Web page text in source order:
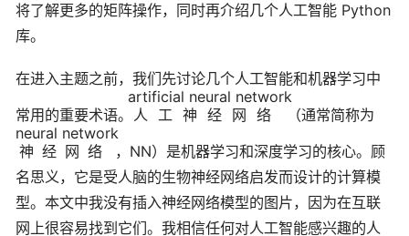
将了解更多的矩阵操作，同时再介绍几个人工智能 Python
库。
在进入主题之前，我们先讨论几个人工智能和机器学习中
常用的重要术语。
人工神经网络
artificial neural network
（通常简称为
神经网络
neural network
，NN）是机器学习和深度学习的核心。顾
名思义，它是受人脑的生物神经网络启发而设计的计算模
型。本文中我没有插入神经网络模型的图片，因为在互联
网上很容易找到它们。我相信任何对人工智能感兴趣的人